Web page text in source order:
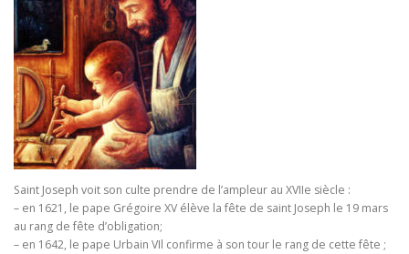
Saint Joseph voit son culte prendre de l’ampleur au XVIIe siècle :
– en 1621, le pape Grégoire XV élève la fête de saint Joseph le 19 mars
au rang de fête d’obligation;
– en 1642, le pape Urbain VIl confirme à son tour le rang de cette fête ;